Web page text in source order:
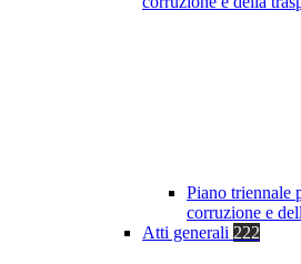
Piano triennale
corruzione e
Atti generali 222